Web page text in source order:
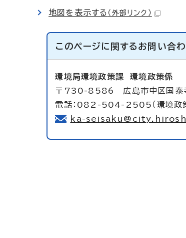
地図を表示する （外部リンク）
このページに関する お問い合
環境局環境政策課環境政策係
〒730-8586 広島市中区国泰
電話：082-504-2505（環境
ka-